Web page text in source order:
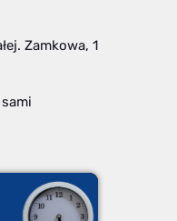
Zamkowa, 1